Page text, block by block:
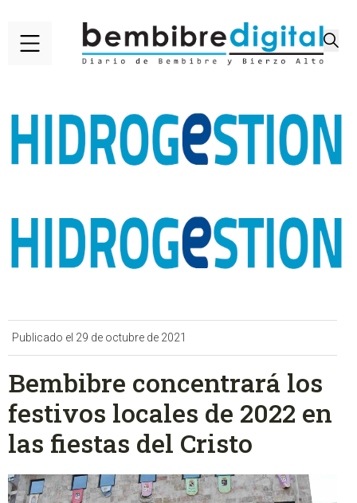
Publicado el 29 de octubre de 2021
Bembibre concentrará los
festivos locales de 2022 en
las fiestas del Cristo